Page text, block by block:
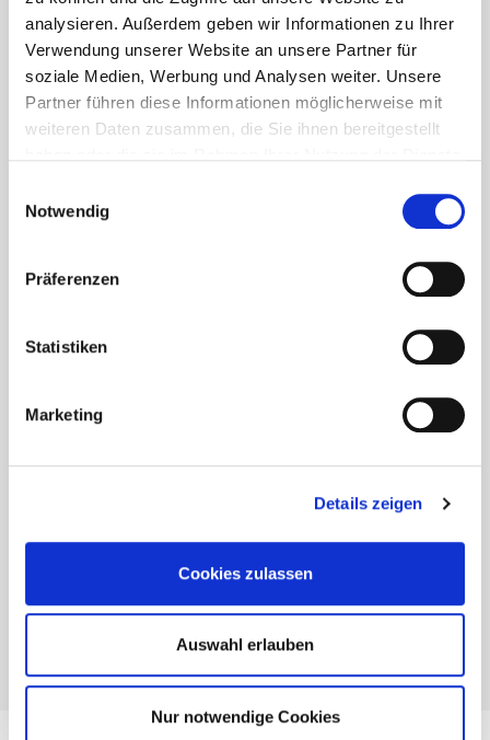
analysieren. Außerdem geben wir Informationen zu Ihrer
Verwendung unserer Website an unsere Partner für
soziale Medien, Werbung und Analysen weiter. Unsere
Partner führen diese Informationen möglicherweise mit
weiteren Daten zusammen, die Sie ihnen bereitgestellt
Notwendig
Präferenzen
Statistiken
Marketing
Details zeigen
Cookies zulassen
Auswahl erlauben
Nur notwendige Cookies